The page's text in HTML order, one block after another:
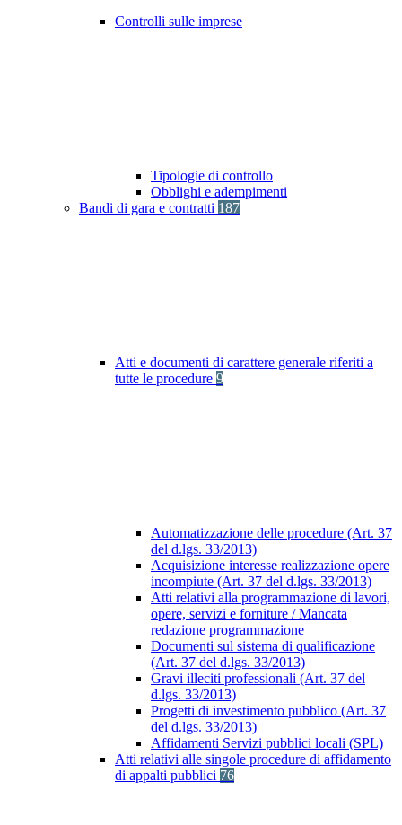
Controlli sulle imprese
Tipologie di controllo
Obblighi e adempimenti
Bandi di gara e contratti 187
Atti e documenti di carattere generale riferiti a
tutte le procedure 9
Automatizzazione delle procedure (Art. 37
del d.lgs. 33/2013)
Acquisizione interesse realizzazione opere
incompiute (Art. 37 del d.lgs. 33/2013)
Atti relativi alla programmazione di lavori,
opere, servizi e forniture / Mancata
redazione programmazione
Documenti sul sistema di qualificazione
(Art. 37 del d.lgs. 33/2013)
Gravi illeciti professionali (Art. 37 del
d.lgs. 33/2013)
Progetti di investimento pubblico (Art. 37
del d.lgs. 33/2013)
Affidamenti Servizi pubblici locali (SPL)
Atti relativi alle singole procedure di affidamento
di appalti pubblici 76